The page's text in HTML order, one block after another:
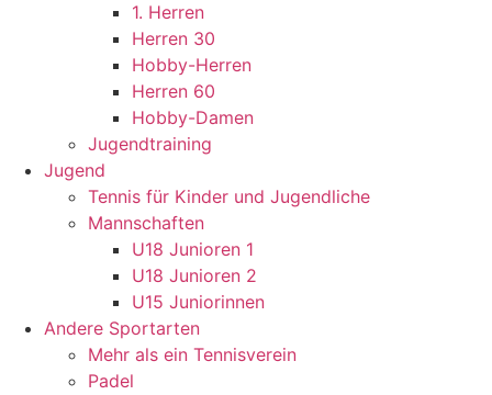
1. Herren
Herren 30
Hobby-Herren
Herren 60
Hobby-Damen
Jugendtraining
Jugend
Tennis für Kinder und Jugendliche
Mannschaften
U18 Junioren 1
U18 Junioren 2
U15 Juniorinnen
Andere Sportarten
Mehr als ein Tennisverein
Padel